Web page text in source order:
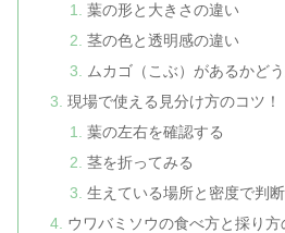
葉の形と大きさの違い
茎の色と透明感の違い
ムカゴ（こぶ）があるかど
現場で使える見分け方のコツ！
葉の左右を確認する
茎を折ってみる
生えている場所と密度で判
ウワバミソウの食べ方と採り方